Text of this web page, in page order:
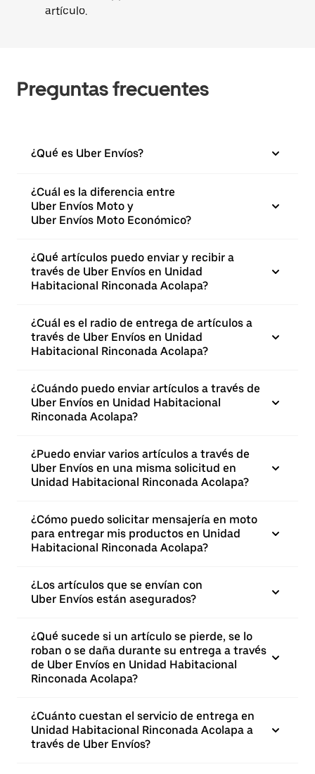
artículo.
Preguntas frecuentes
¿Qué es Uber Envíos?
¿Cuál es la diferencia entre
Uber Envíos Moto y
Uber Envíos Moto Económico?
¿Qué artículos puedo enviar y recibir a
través de Uber Envíos en Unidad
Habitacional Rinconada Acolapa?
¿Cuál es el radio de entrega de artículos a
través de Uber Envíos en Unidad
Habitacional Rinconada Acolapa?
¿Cuándo puedo enviar artículos a través de
Uber Envíos en Unidad Habitacional
Rinconada Acolapa?
¿Puedo enviar varios artículos a través de
Uber Envíos en una misma solicitud en
Unidad Habitacional Rinconada Acolapa?
¿Cómo puedo solicitar mensajería en moto
para entregar mis productos en Unidad
Habitacional Rinconada Acolapa?
¿Los artículos que se envían con
Uber Envíos están asegurados?
¿Qué sucede si un artículo se pierde, se lo
roban o se daña durante su entrega a través
de Uber Envíos en Unidad Habitacional
Rinconada Acolapa?
¿Cuánto cuestan el servicio de entrega en
Unidad Habitacional Rinconada Acolapa a
través de Uber Envíos?